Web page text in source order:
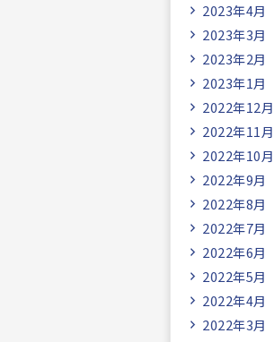
2023年4月
2023年3月
2023年2月
2023年1月
2022年12月
2022年11月
2022年10月
2022年9月
2022年8月
2022年7月
2022年6月
2022年5月
2022年4月
2022年3月